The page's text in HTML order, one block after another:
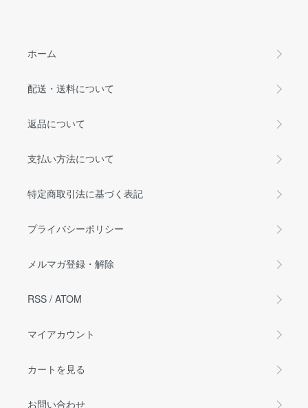
ホーム
配送・送料について
返品について
支払い方法について
特定商取引法に基づく表記
プライバシーポリシー
メルマガ登録・解除
RSS / ATOM
マイアカウント
カートを見る
お問い合わせ